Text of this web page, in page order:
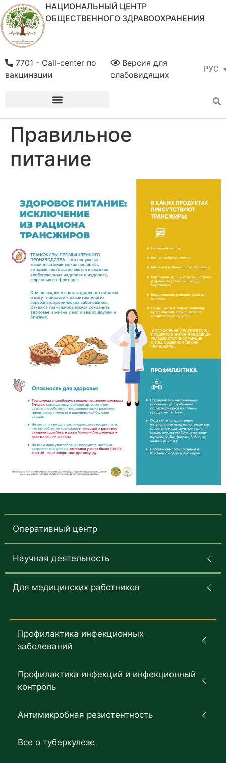
НАЦИОНАЛЬНЫЙ ЦЕНТР
ОБЩЕСТВЕННОГО ЗДРАВООХРАНЕНИЯ
РУС
ҚАЗ
Версия для
слабовидящих
7701 - Call-center по
вакцинации
Правильное
питание
Оперативный центр
Научная деятельность
Для медицинских работников
Профилактика инфекционных
заболеваний
Профилактика инфекций и инфекционный
контроль
Антимикробная резистентность
Все о туберкулезе